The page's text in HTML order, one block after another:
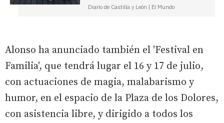
Diario de Castilla y León | El Mundo
Alonso ha anunciado también el 'Festival en
Familia', que tendrá lugar el 16 y 17 de julio,
con actuaciones de magia, malabarismo y
humor, en el espacio de la Plaza de los Dolores,
con asistencia libre, y dirigido a todos los